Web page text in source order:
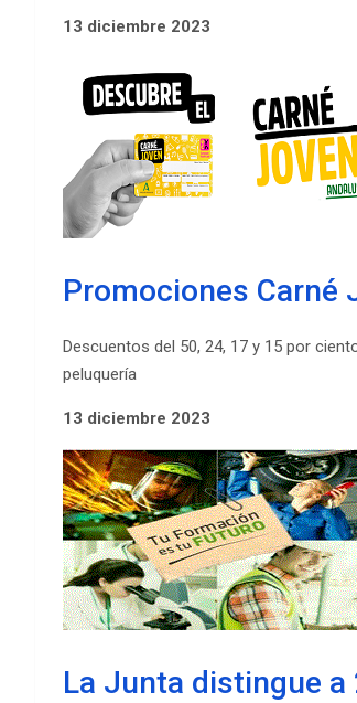
13 diciembre 2023
Promociones Carné
Descuentos del 50, 24, 17 y 15 por
peluquería
13 diciembre 2023
La Junta distingue